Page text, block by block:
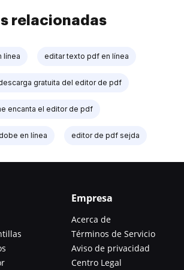
relacionadas
línea editar texto pdf en línea
gratuita del editor de pdf
encanta el editor de pdf
en línea editor de pdf sejda
Empresa
Acerca de
Términos de Servicio
Aviso de privacidad
Centro Legal